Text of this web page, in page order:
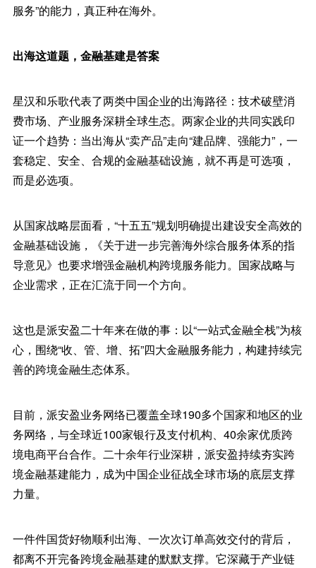
服务”的能力，真正种在海外。
出海这道题，金融基建是答案
星汉和乐歌代表了两类中国企业的出海路径：技术破壁消
费市场、产业服务深耕全球生态。两家企业的共同实践印
证一个趋势：当出海从“卖产品”走向“建品牌、强能力”，一
套稳定、安全、合规的金融基础设施，就不再是可选项，
而是必选项。
从国家战略层面看，“十五五”规划明确提出建设安全高效的
金融基础设施，《关于进一步完善海外综合服务体系的指
导意见》也要求增强金融机构跨境服务能力。国家战略与
企业需求，正在汇流于同一个方向。
这也是派安盈二十年来在做的事：以“一站式金融全栈”为核
心，围绕“收、管、增、拓”四大金融服务能力，构建持续完
善的跨境金融生态体系。
目前，派安盈业务网络已覆盖全球190多个国家和地区的业
务网络，与全球近100家银行及支付机构、40余家优质跨
境电商平台合作。二十余年行业深耕，派安盈持续夯实跨
境金融基建能力，成为中国企业征战全球市场的底层支撑
力量。
一件件国货好物顺利出海、一次次订单高效交付的背后，
都离不开完备跨境金融基建的默默支撑。它深藏于产业链